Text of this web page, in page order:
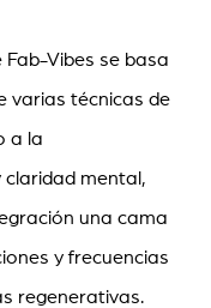
Fab-Vibes se basa
varias técnicas de
a la
mental,
una cama
y frecuencias
regenerativas.